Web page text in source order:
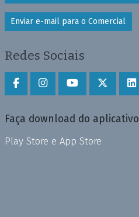
Enviar e-mail para o Comercial
Redes Sociais
Faça download do aplicativo
Play Store e App Store